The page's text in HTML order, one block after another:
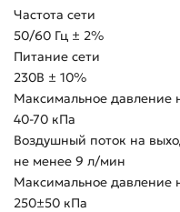
Частота сети
50/60 Гц ± 2%
Питание сети
230В ± 10%
Максимальное давление
40-70 кПа
Воздушный поток на
не менее 9 л/мин
Максимальное давление
250±50 кПа